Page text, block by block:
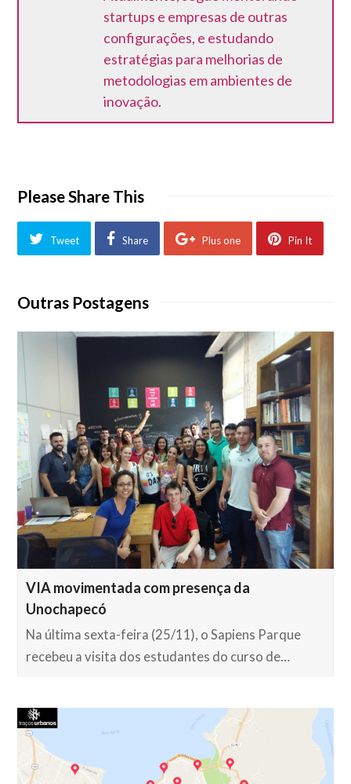
startups e empresas de outras
configurações, e estudando
estratégias para melhorias de
metodologias em ambientes de
inovação.
Please Share This
Tweet Share Plus one Pin It
Outras Postagens
VIA movimentada com presença da
Unochapecó
Na última sexta-feira (25/11), o Sapiens Parque
recebeu a visita dos estudantes do curso de…